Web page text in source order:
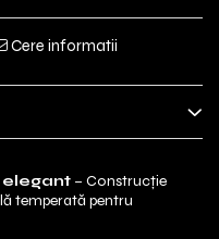
Cere informatii
elegant – Construcție
temperată pentru